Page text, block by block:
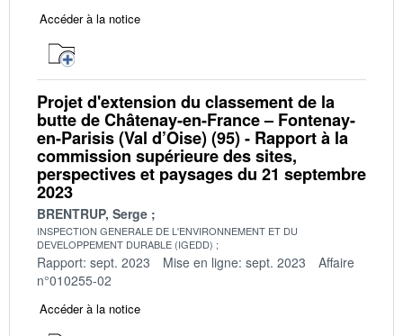
Accéder à la notice
Projet d'extension du classement de la
butte de Châtenay-en-France – Fontenay-
en-Parisis (Val d’Oise) (95) - Rapport à la
commission supérieure des sites,
perspectives et paysages du 21 septembre
2023
BRENTRUP, Serge
INSPECTION GENERALE DE L'ENVIRONNEMENT ET DU
DEVELOPPEMENT DURABLE (IGEDD)
Rapport: sept. 2023 Mise en ligne: sept. 2023
Affaire
n°010255-02
Accéder à la notice